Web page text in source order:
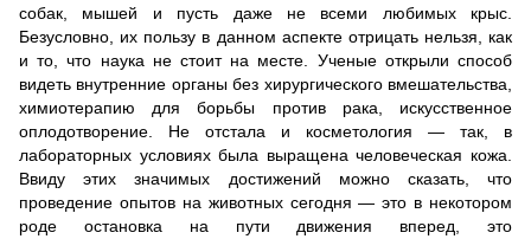
собак, мышей и пусть даже не всеми любимых крыс.
Безусловно, их пользу в данном аспекте отрицать нельзя, как
и то, что наука не стоит на месте. Ученые открыли способ
видеть внутренние органы без хирургического вмешательства,
химиотерапию для борьбы против рака, искусственное
оплодотворение. Не отстала и косметология — так, в
лабораторных условиях была выращена человеческая кожа.
Ввиду этих значимых достижений можно сказать, что
проведение опытов на животных сегодня — это в некотором
роде остановка на пути движения вперед, это